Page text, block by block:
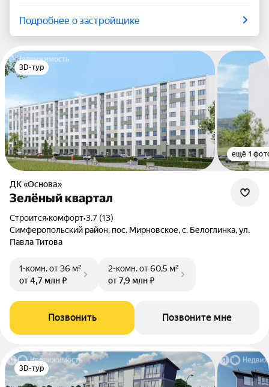
Подробнее о застройщике
3D-тур
ещё 1
ДК «Основа»
Зелёный квартал
Строится•комфорт•3.7 (13)
Симферопольский район, пос. Мирновское, с. Белоглинка, ул.
Павла Титова
1-комн.от 36 м²
от 4,7 млн ₽
2-комн.от 60,5 м²
от 7,9 млн ₽
Позвонить Позвоните мне
3D-тур